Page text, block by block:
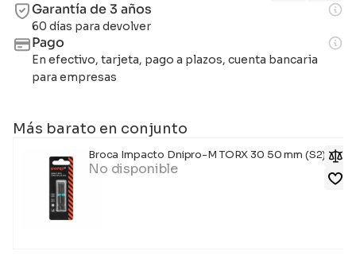
Garantía de 3 años
60 días para devolver
Pago
En efectivo, tarjeta, pago a plazos, cuenta bancaria
para empresas
Más barato en conjunto
Broca Impacto Dnipro-M TORX 30 50 mm (S2)-M
No disponible